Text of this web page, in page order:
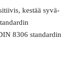
kestää syvä-
8306 standardin